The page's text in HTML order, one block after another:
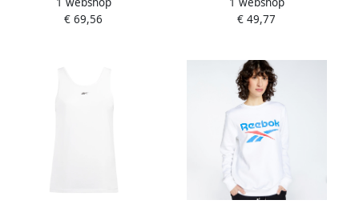
voor Vrouwen White Dames
€ 69,56
hardloopshorts White
Dames
€ 49,77